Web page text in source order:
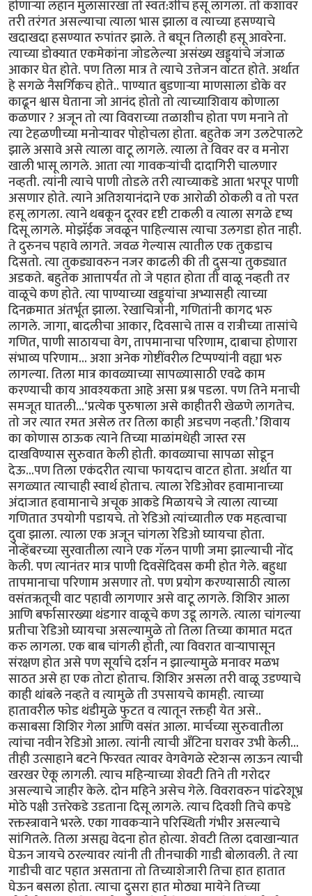
होणार्‍या लहान मुलासारखा तो स्वत:शीच हसू लागला. तो कशावर
तरी तरंगत असल्याचा त्याला भास झाला व त्याच्या हसण्याचे
खदाखदा हसण्यात रुपांतर झाले. ते बघून तिलाही हसू आवरेना.
त्याच्या डोक्यात एकमेकांना जोडलेल्या असंख्य खड्ड्यांचे जंजाळ
आकार घेत होते. पण तिला मात्र ते त्याचे उत्तेजन वाटत होते. अर्थात
हे सगळे नैसर्गिकच होते.. पाण्यात बुडणार्‍या माणसाला डोके वर
काढून श्वास घेताना जो आनंद होतो तो त्याच्याशिवाय कोणाला
कळणार ? अजून तो त्या विवराच्या तळाशीच होता पण मनाने तो
त्या टेहळणीच्या मनोर्‍यावर पोहोचला होता. बहुतेक जग उलटेपालटे
झाले असावे असे त्याला वाटू लागले. त्याला ते विवर वर व मनोरा
खाली भासू लागले. आता त्या गावकर्‍यांची दादागिरी चालणार
नव्हती. त्यांनी त्याचे पाणी तोडले तरी त्याच्याकडे आता भरपूर पाणी
असणार होते. त्याने अतिशयानंदाने एक आरोळी ठोकली व तो परत
हसू लागला. त्याने थबकून दूरवर दृष्टी टाकली व त्याला सगळे दृष्य
दिसू लागले. मोझॅईक जवळून पाहिल्यास त्याचा उलगडा होत नाही.
ते दुरुनच पहावे लागते. जवळ गेल्यास त्यातील एक तुकडाच
दिसतो. त्या तुकड्यावरुन नजर काढली की ती दुसर्‍या तुकड्यात
अडकते. बहुतेक आत्तापर्यंत तो जे पहात होता ती वाळू नव्हती तर
वाळूचे कण होते. त्या पाण्याच्या खड्ड्यांचा अभ्यासही त्याच्या
दिनक्रमात अंतर्भूत झाला. रेखाचित्रांनी, गणितांनी कागद भरु
लागले. जागा, बादलीचा आकार, दिवसाचे तास व रात्रीच्या तासांचे
गणित, पाणी साठायचा वेग, तापमानाचा परिणाम, दाबाचा होणारा
संभाव्य परिणाम... अशा अनेक गोष्टींवरील टिप्पण्यांनी वह्या भरु
लागल्या. तिला मात्र कावळ्याच्या सापळ्यासाठी एवढे काम
करण्याची काय आवश्यकता आहे असा प्रश्न पडला. पण तिने मनाची
समजूत घातली...‘प्रत्येक पुरुषाला असे काहीतरी खेळणे लागतेच.
तो जर त्यात रमत असेल तर तिला काही अडचण नव्हती.’ शिवाय
का कोणास ठाऊक त्याने तिच्या माळांमधेही जास्त रस
दाखविण्यास सुरुवात केली होती. कावळ्याचा सापळा सोडून
देऊ...पण तिला एकंदरीत त्याचा फायदाच वाटत होता. अर्थात या
सगळ्यात त्याचाही स्वार्थ होताच. त्याला रेडिओवर हवामानाच्या
अंदाजात हवामानाचे अचूक आकडे मिळायचे जे त्याला त्याच्या
गणितात उपयोगी पडायचे. तो रेडिओ त्यांच्यातील एक महत्वाचा
दुवा झाला. त्याला एक अजून चांगला रेडिओ घ्यायचा होता.
नोव्हेंबरच्या सुरवातीला त्याने एक गॅलन पाणी जमा झाल्याची नोंद
केली. पण त्यानंतर मात्र पाणी दिवसेंदिवस कमी होत गेले. बहुधा
तापमानाचा परिणाम असणार तो. पण प्रयोग करण्यासाठी त्याला
वसंतऋतूची वाट पहावी लागणार असे वाटू लागले. शिशिर आला
आणि बर्फासारख्या थंडगार वाळूचे कण उडू लागले. त्याला चांगल्या
प्रतीचा रेडिओ घ्यायचा असल्यामुळे तो तिला तिच्या कामात मदत
करु लागला. एक बाब चांगली होती, त्या विवरात वार्‍यापासून
संरक्षण होत असे पण सूर्याचे दर्शन न झाल्यामुळे मनावर मळभ
साठत असे हा एक तोटा होताच. शिशिर असला तरी वाळू उडण्याचे
काही थांबले नव्हते व त्यामुळे ती उपसायचे कामही. त्याच्या
हातावरील फोड थंडीमुळे फुटत व त्यातून रक्तही येत असे..
कसाबसा शिशिर गेला आणि वसंत आला. मार्चच्या सुरुवातीला
त्यांचा नवीन रेडिओ आला. त्यांनी त्याची अँटिना घरावर उभी केली...
तीही उत्साहाने बटने फिरवत त्यावर वेगवेगळे स्टेशन्स लाऊन त्याची
खरखर ऐकू लागली. त्याच महिन्याच्या शेवटी तिने ती गरोदर
असल्याचे जाहीर केले. दोन महिने असेच गेले. विवरावरुन पांढरेशूभ्र
मोठे पक्षी उत्तरेकडे उडताना दिसू लागले. त्याच दिवशी तिचे कपडे
रक्तस्त्रावाने भरले. एका गावकर्‍याने परिस्थिती गंभीर असल्याचे
सांगितले. तिला असह्य वेदना होत होत्या. शेवटी तिला दवाखान्यात
घेऊन जायचे ठरल्यावर त्यांनी ती तीनचाकी गाडी बोलावली. ते त्या
गाडीची वाट पहात असताना तो तिच्याशेजारी तिचा हात हातात
घेऊन बसला होता. त्याचा दुसरा हात मोठ्या मायेने तिच्या